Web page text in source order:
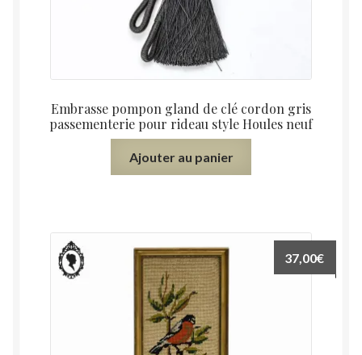
Embrasse pompon gland de clé cordon gris
passementerie pour rideau style Houles neuf
Ajouter au panier
37,00€